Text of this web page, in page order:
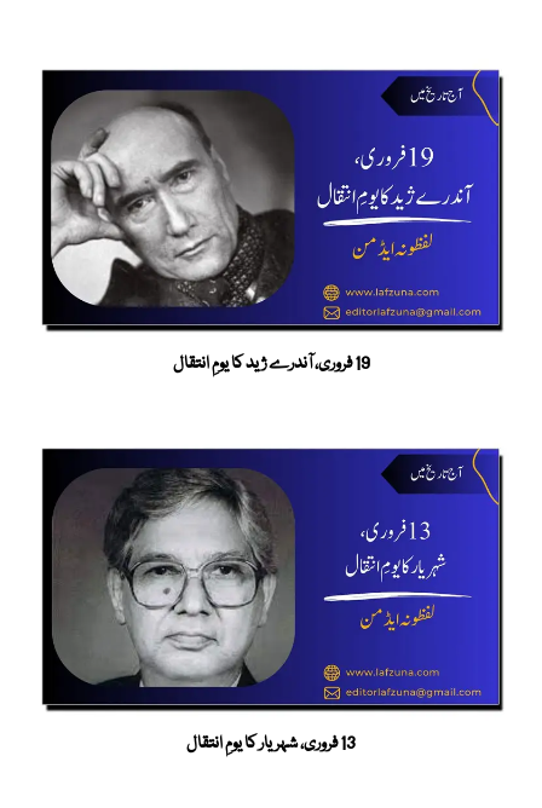
19 فروری، آندرے ژید کا یومِ انتقال
13 فروری، شہریار کا یومِ انتقال